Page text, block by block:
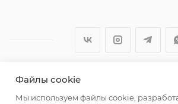
2026 © ООО "Вайт Текстиль
Любая информация на сайте
Файлы cookie
Мы используем файлы cookie,